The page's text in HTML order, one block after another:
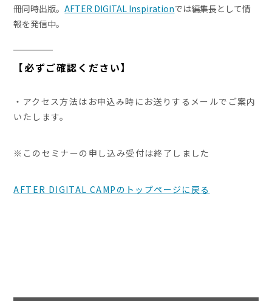
冊同時出版。AFTER DIGITAL Inspirationでは編集長として情
報を発信中。
【必ずご確認ください】
・アクセス方法はお申込み時にお送りするメールでご案内
いたします。
※このセミナーの申し込み受付は終了しました
AFTER DIGITAL CAMPのトップページに戻る